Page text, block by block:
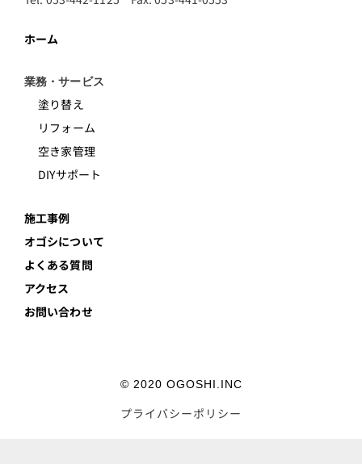
ホーム
業務・サービス
塗り替え
リフォーム
空き家管理
DIYサポート
施工事例
オゴシについて
よくある質問
アクセス
お問い合わせ
© 2020 OGOSHI.INC
プライバシーポリシー